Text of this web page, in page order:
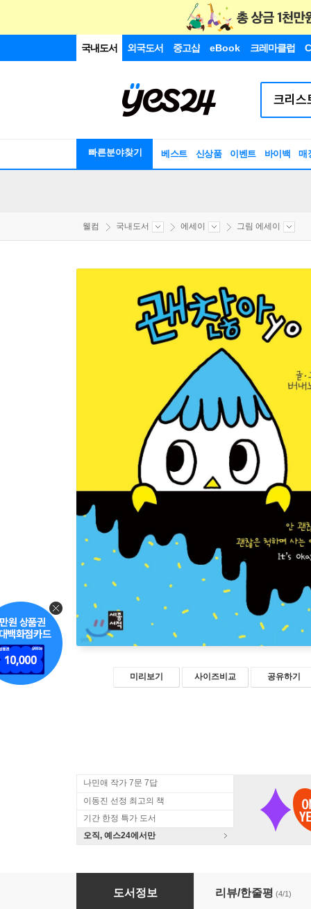
국내도서 외국도서 중고샵 eBook 크레마클럽
빠른분야찾기 베스트 신상품 이벤트 바이백 매
웰컴 국내도서 에세이 그림 에세이
미리보기 사이즈비교 공유하기
나민애 작가 7문 7답
이동진 선정 최고의 책
기간 한정 특가 도서
오직, 예스24에서만
괜찮아yo
도서정보 리뷰/한줄평 (4/1)